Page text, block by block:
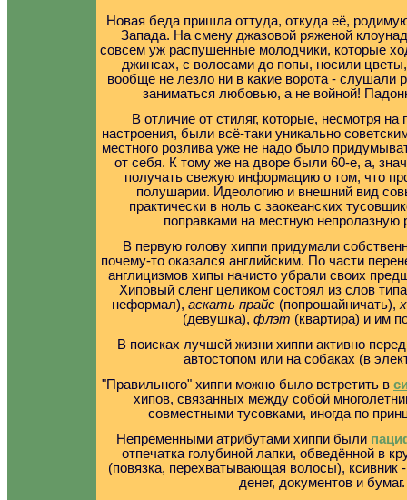
Новая беда пришла оттуда, откуда её,
Запада. На смену джазовой ряженой
совсем уж распушенные молодчики, которые
джинсах, с волосами до попы, носили
вообще не лезло ни в какие ворота - слушали
заниматься любовью, а не войной!
В отличие от стиляг, которые, несмотря на
настроения, были всё-таки уникально
местного розлива уже не надо было
от себя. К тому же на дворе были 60-е, а,
получать свежую информацию о том, что
полушарии. Идеологию и внешний вид
практически в ноль с заокеанских
поправками на местную непролазную
В первую голову хиппи придумали
почему-то оказался английским. По части
англицизмов хипы начисто убрали своих
Хиповый сленг целиком состоял из слов
неформал), аскать прайс (попрошайничать),
(девушка), флэт (квартира) и им
В поисках лучшей жизни хиппи активно
автостопом или на собаках (в
"Правильного" хиппи можно было встретить в
хипов, связанных между собой
совместными тусовками, иногда по
Непременными атрибутами хиппи были
отпечатка голубиной лапки, обведённой в
(повязка, перехватывающая волосы), ксивник
денег, документов и бумаг.